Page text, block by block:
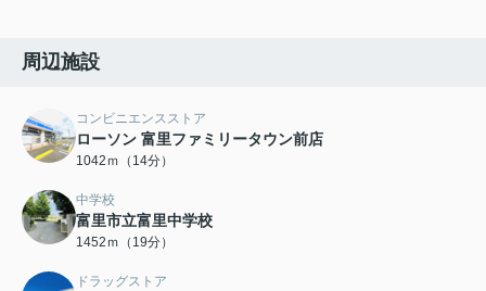
周辺施設
コンビニエンスストア
ローソン 富里ファミリータウン前店
1042ｍ（14分）
中学校
富里市立富里中学校
1452ｍ（19分）
ドラッグストア